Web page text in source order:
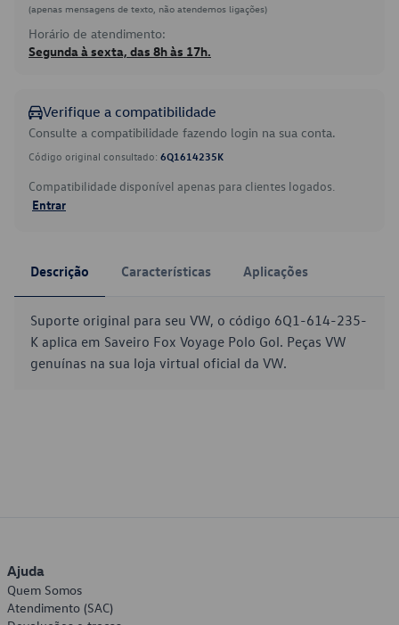
(apenas mensagens de texto, não atendemos ligações)
Horário de atendimento:
Segunda à sexta, das 8h às 17h.
Verifique a compatibilidade
Consulte a compatibilidade fazendo login na sua conta.
Código original consultado: 6Q1614235K
Compatibilidade disponível apenas para clientes logados.
Entrar
Descrição Características Aplicações
Suporte original para seu VW, o código 6Q1-614-235-
K aplica em Saveiro Fox Voyage Polo Gol. Peças VW
genuínas na sua loja virtual oficial da VW.
Ajuda
Quem Somos
Atendimento (SAC)